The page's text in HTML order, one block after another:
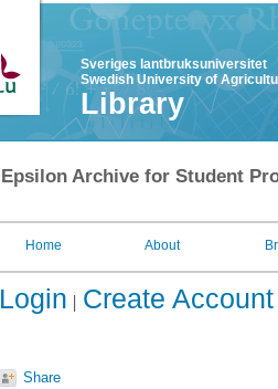
Sveriges lantbruksuniversitet
Swedish University of
Library
Epsilon Archive for Student
Home About
Login Create Account
Share